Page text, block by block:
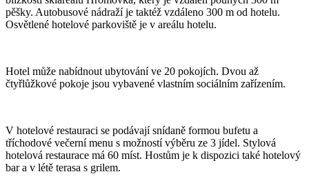
pěšky. Autobusové nádraží je taktéž vzdáleno 300 m od hotelu.
Osvětlené hotelové parkoviště je v areálu hotelu.
Hotel může nabídnout ubytování ve 20 pokojích. Dvou až
čtyřlůžkové pokoje jsou vybavené vlastním sociálním zařízením.
V hotelové restauraci se podávají snídaně formou bufetu a
tříchodové večerní menu s možností výběru ze 3 jídel. Stylová
hotelová restaurace má 60 míst. Hostům je k dispozici také hotelový
bar a v létě terasa s grilem.